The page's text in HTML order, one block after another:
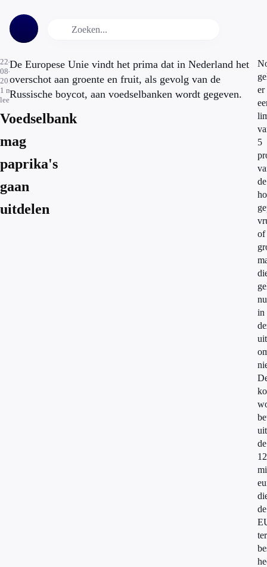
22-
08-
2014
1 min.
leestijd
Voedselbank
mag
paprika's
gaan
uitdelen
De Europese Unie vindt het prima dat in Nederland het
overschot aan groente en fruit, als gevolg van de
Russische boycot, aan voedselbanken wordt gegeven.
er
5
de
of
nu
in
uit
de
de
ter